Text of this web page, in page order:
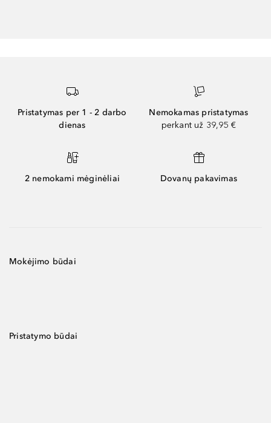
Pristatymas per 1 - 2 darbo
dienas
Nemokamas pristatymas
perkant už 39,95 €
2 nemokami mėginėliai Dovanų pakavimas
Mokėjimo būdai
Pristatymo būdai